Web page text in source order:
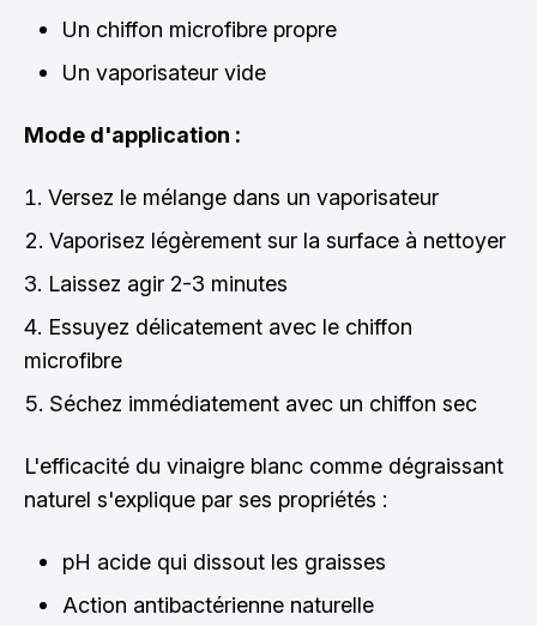
Un chiffon microfibre propre
Un vaporisateur vide
Mode d'application :
Versez le mélange dans un vaporisateur
Vaporisez légèrement sur la surface à nettoyer
Laissez agir 2-3 minutes
Essuyez délicatement avec le chiffon
microfibre
Séchez immédiatement avec un chiffon sec
L'efficacité du vinaigre blanc comme dégraissant
naturel s'explique par ses propriétés :
pH acide qui dissout les graisses
Action antibactérienne naturelle